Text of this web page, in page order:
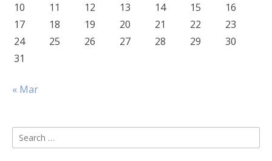
10
11 12 13 14 15
16
17
18 19 20 21 22
23
24
25 26 27 28 29
30
31
« Mar
Search
for: